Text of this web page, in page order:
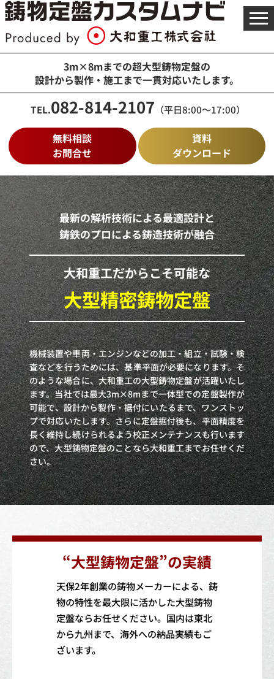
3m×8mまでの超大型鋳物定盤の
設計から製作・施工まで一貫対応いたします。
TEL.082-814-2107 （平日8:00～17:00）
無料相談
お問合せ
資料
ダウンロード
メ
ニ
ー
く
最新の解析技術による最適設計と
鋳鉄のプロによる鋳造技術が融合
大和重工だからこそ可能な
大型精密鋳物定盤
機械装置や車両・エンジンなどの加工・組立・試験・検
査などを行うためには、基準平面が必要になります。そ
のような場合に、大和重工の大型鋳物定盤が活躍いたし
ます。当社では最大3m×8mまで一体型での定盤製作が
可能で、設計から製作・据付にいたるまで、ワンストッ
プで対応いたします。さらに定盤据付後も、平面精度を
長く維持し続けられるよう校正メンテナンスも行います
ので、大型鋳物定盤のことなら大和重工までお任せくだ
さい。
“大型鋳物定盤”の実績
天保2年創業の鋳物メーカーによる、鋳
物の特性を最大限に活かした大型鋳物
定盤ならお任せください。国内は東北
から九州まで、海外への納品実績もご
ざいます。